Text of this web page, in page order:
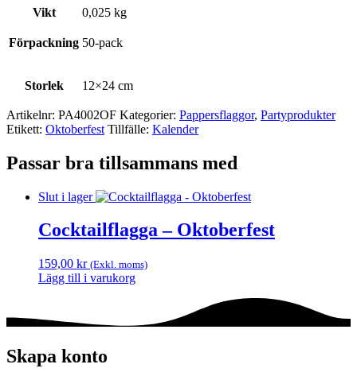
Vikt 0,025 kg
Förpackning 50-pack
Storlek 12×24 cm
Artikelnr: PA4002OF Kategorier: Pappers­flaggor, Party­­produkter
Etikett: Oktoberfest Tillfälle: Kalender
Passar bra tillsammans med
Slut i lager
Cocktailflagga – Oktoberfest
159,00 kr (Exkl. moms)
Lägg till i varukorg
Skapa konto